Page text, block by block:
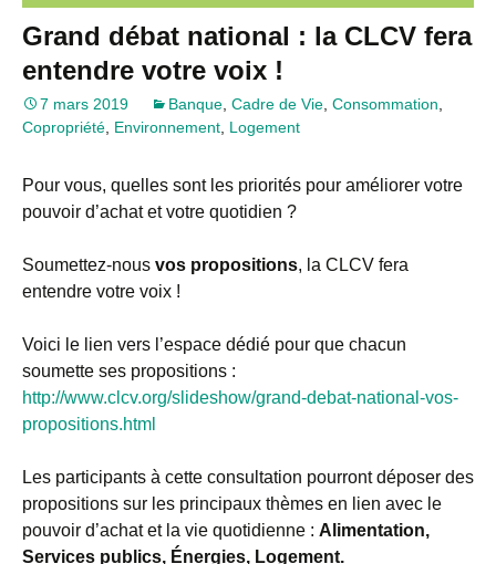
Grand débat national : la CLCV fera
entendre votre voix !
7 mars 2019 Banque, Cadre de Vie, Consommation,
Copropriété, Environnement, Logement
Pour vous, quelles sont les priorités pour améliorer votre
pouvoir d’achat et votre quotidien ?
Soumettez-nous vos propositions, la CLCV fera
entendre votre voix !
Voici le lien vers l’espace dédié pour que chacun
soumette ses propositions :
http://www.clcv.org/slideshow/grand-debat-national-vos-
propositions.html
Les participants à cette consultation pourront déposer des
propositions sur les principaux thèmes en lien avec le
pouvoir d’achat et la vie quotidienne : Alimentation,
Services publics, Énergies, Logement.